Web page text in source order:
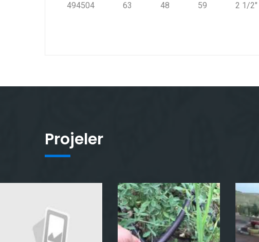
494504 63 48 59 2 1/2"
Projeler